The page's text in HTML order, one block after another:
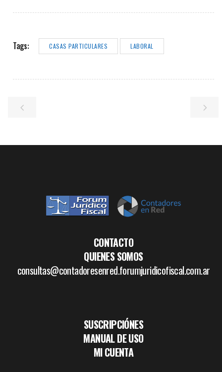
Tags: CASAS PARTICULARES LABORAL
CONTACTO
QUIENES SOMOS
consultas@contadoresenred.forumjuridicofiscal.com.ar
SUSCRIPCIÓNES
MANUAL DE USO
MI CUENTA